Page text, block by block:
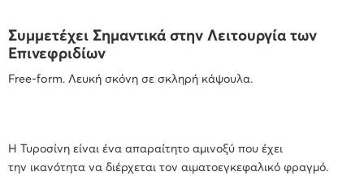
Συμμετέχει Σημαντικά στην Λειτουργία των
Επινεφριδίων
Free-form. Λευκή σκόνη σε σκληρή κάψουλα.
Η Τυροσίνη είναι ένα απαραίτητο αμινοξύ που έχει
την ικανότητα να διέρχεται τον αιματοεγκεφαλικό φραγμό.